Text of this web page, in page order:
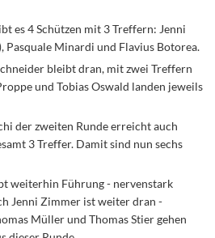
es 4 Schützen mit 3 Treffern: Jenni
Pasquale Minardi und Flavius Botorea.
bleibt dran, mit zwei Treffern
und Tobias Oswald landen jeweils
der zweiten Runde erreicht auch
3 Treffer. Damit sind nun sechs
weiterhin Führung - nervenstark
Jenni Zimmer ist weiter dran -
Müller und Thomas Stier gehen